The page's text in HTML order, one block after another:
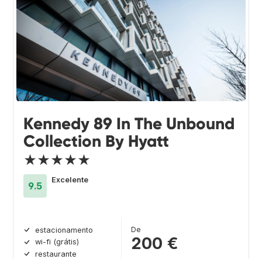
Kennedy 89 In The Unbound
Collection By Hyatt
★★★★★
9.5
Excelente
estacionamento
wi-fi (grátis)
restaurante
De
200 €